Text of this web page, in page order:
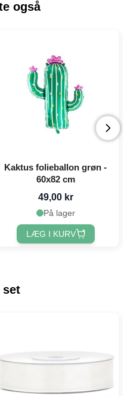
også
Kaktus folieballon grøn -
60x82 cm
49,00 kr
På lager
LÆG I KURV
set